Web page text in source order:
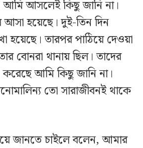
আসলেই কিছু জানি না।
হয়েছে। দুই-তিন দিন
হয়েছে। তারপর পাঠিয়ে দেওয়া
বোনরা থানায় ছিল। তাদের
আমি কিছু জানি না।
মনোমালিন্য তো সারাজীবনই থাকে
জানতে চাইলে বলেন, আমার